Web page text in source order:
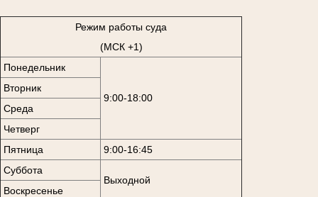
Режим работы суда
(МСК +1)
Понедельник
9:00-18:00
Вторник
Среда
Четверг
Пятница
9:00-16:45
Суббота
Выходной
Воскресенье